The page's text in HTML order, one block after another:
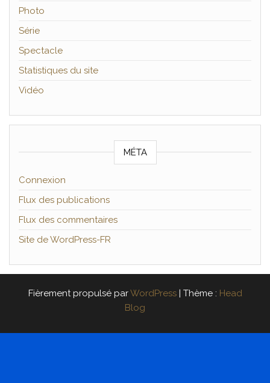
Photo
Série
Spectacle
Statistiques du site
Vidéo
MÉTA
Connexion
Flux des publications
Flux des commentaires
Site de WordPress-FR
Fièrement propulsé parWordPress | Thème : Head
Blog